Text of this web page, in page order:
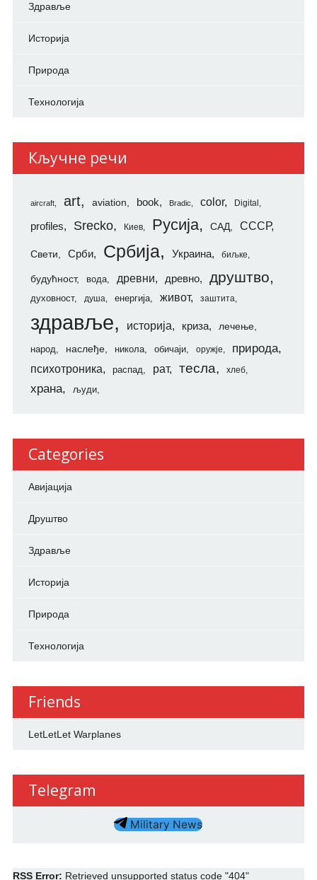
Здравље
Историја
Природа
Технологија
Кључне речи
aircraft art aviation book Bradic color Digital
profiles Srecko Киев Русија САД СССР
Свети Срби Србија Украина биљке
будућност вода древни древно друштво
духовност душа енергија живот заштита
здравље историја криза лечење
народ наслеђе никола обичаји оружје природа
психотроника распад рат тесла хлеб
храна људи
Categories
Авијација
Друштво
Здравље
Историја
Природа
Технологија
Friends
LetLetLet Warplanes
Telegram
Military News
RSS Error: Retrieved unsupported status code "404"